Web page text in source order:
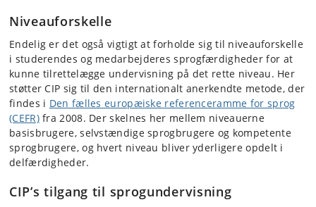
Niveauforskelle
Endelig er det også vigtigt at forholde sig til niveauforskelle
i studerendes og medarbejderes sprogfærdigheder for at
kunne tilrettelægge undervisning på det rette niveau. Her
støtter CIP sig til den internationalt anerkendte metode, der
findes i Den fælles europæiske referenceramme for sprog
(CEFR)fra 2008. Der skelnes her mellem niveauerne
basisbrugere, selvstændige sprogbrugere og kompetente
sprogbrugere, og hvert niveau bliver yderligere opdelt i
delfærdigheder.
CIP’s tilgang til sprogundervisning